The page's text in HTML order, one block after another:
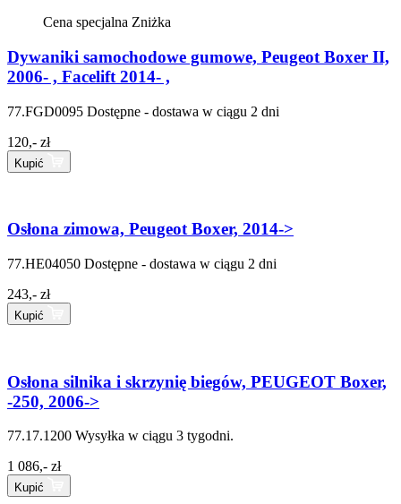
Cena specjalna Zniżka
Dywaniki samochodowe gumowe, Peugeot Boxer II,
2006- , Facelift 2014- ,
77.FGD0095 Dostępne - dostawa w ciągu 2 dni
120,- zł
Kupić
Osłona zimowa, Peugeot Boxer, 2014->
77.HE04050 Dostępne - dostawa w ciągu 2 dni
243,- zł
Kupić
Osłona silnika i skrzynię biegów, PEUGEOT Boxer,
-250, 2006->
77.17.1200 Wysyłka w ciągu 3 tygodni.
1 086,- zł
Kupić